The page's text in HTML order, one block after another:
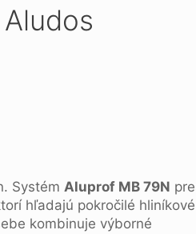
Systém Aluprof MB 79N
hľadajú pokročilé hliníkové
kombinuje výborné